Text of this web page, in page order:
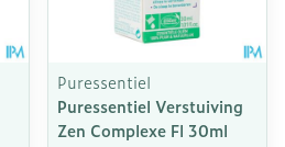
Puressentiel
Puressentiel Verstuiving
Zen Complexe Fl 30ml